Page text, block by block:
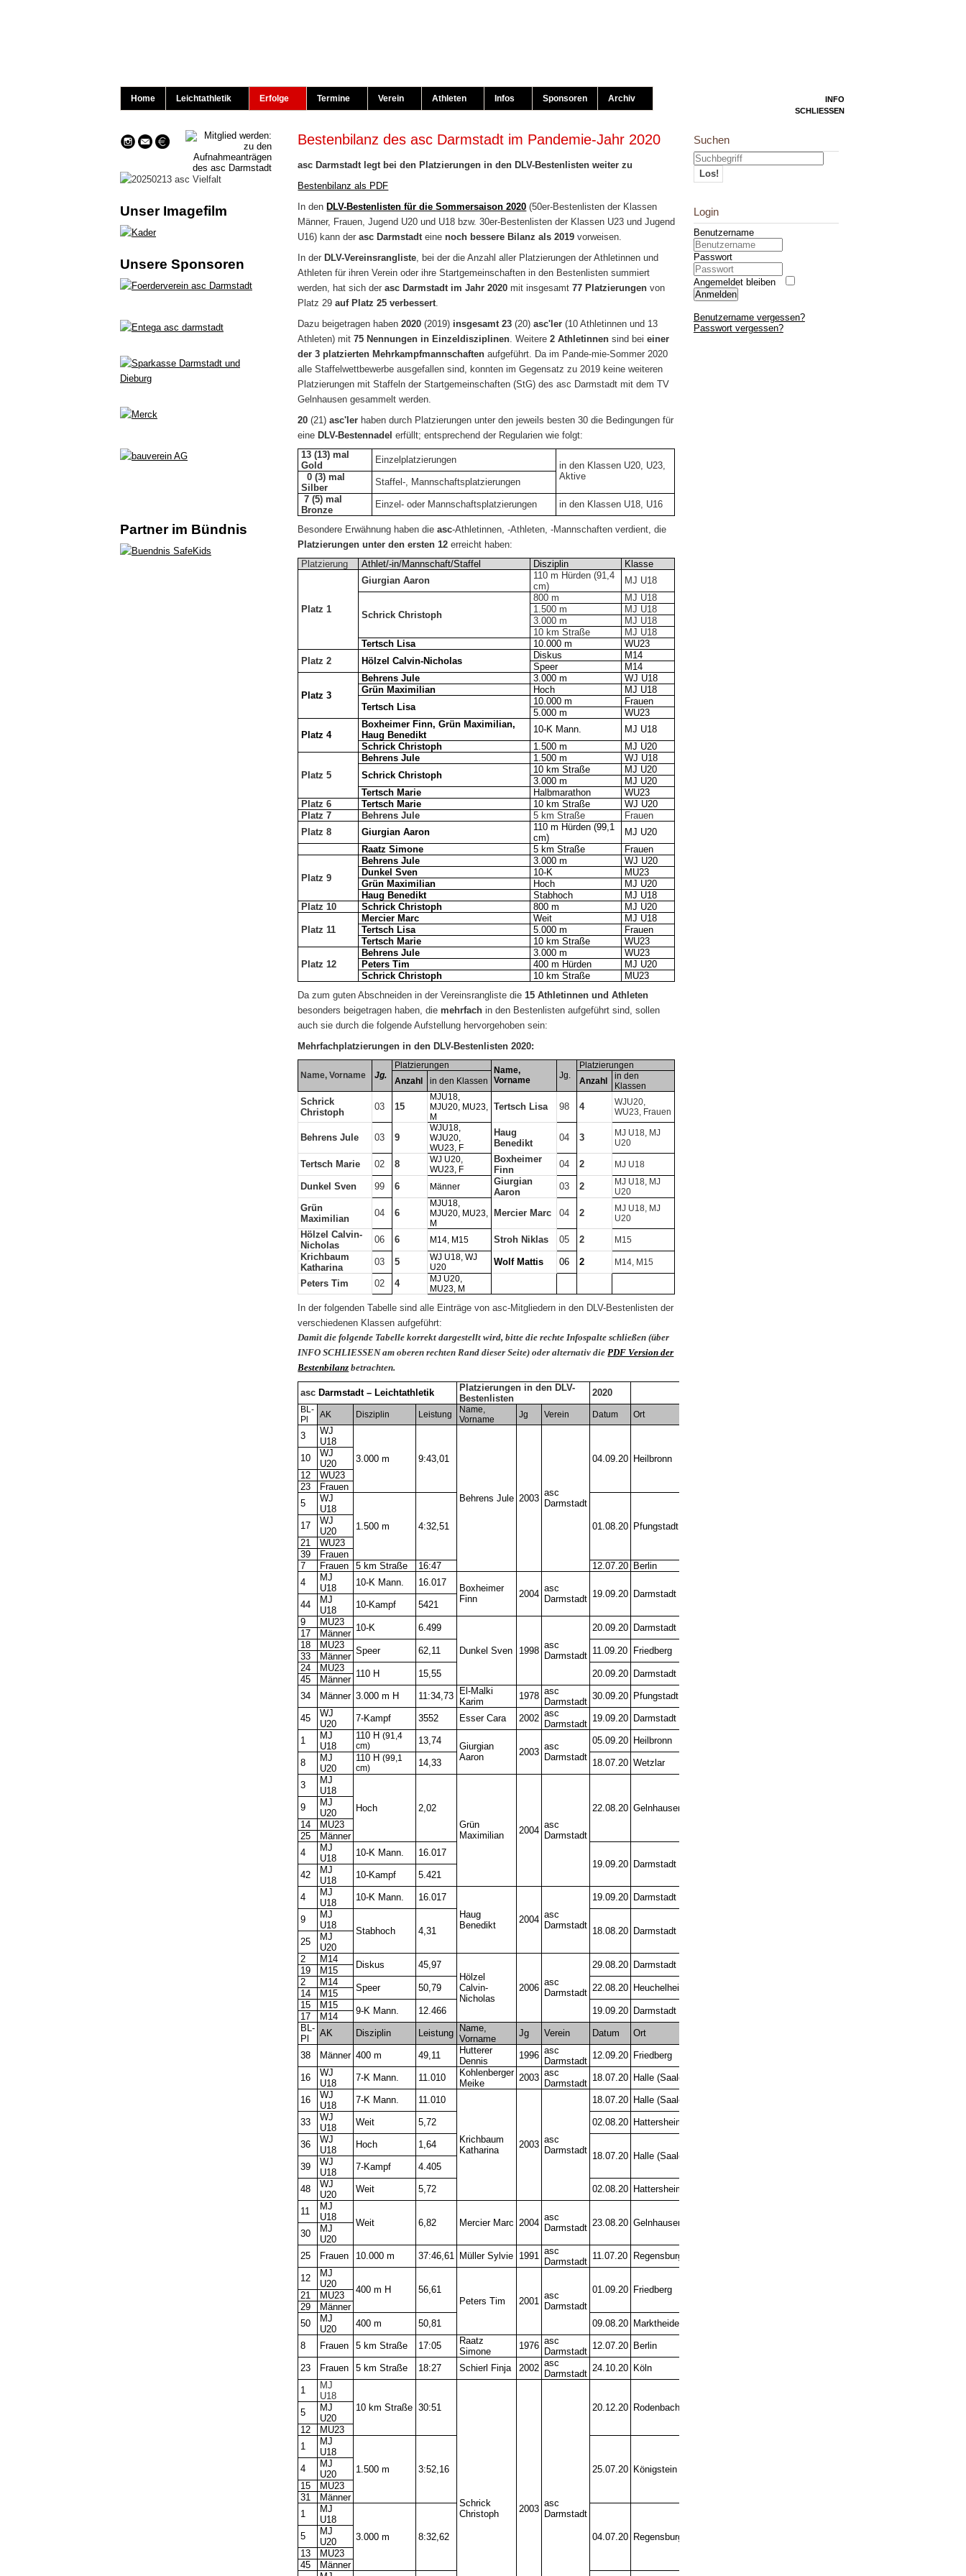
Home Leichtathletik Erfolge Termine Verein Athleten Infos Sponsoren Archiv
Unser Imagefilm
Unsere Sponsoren
Partner im Bündnis
Bestenbilanz des asc Darmstadt im Pandemie-Jahr 2020
asc Darmstadt legt bei den Platzierungen in den DLV-Bestenlisten weiter zu
Bestenbilanz als PDF
In den DLV-Bestenlisten für die Sommersaison 2020 (50er-Bestenlisten der Klassen
Männer, Frauen, Jugend U20 und U18 bzw. 30er-Bestenlisten der Klassen U23 und Jugend
U16) kann derasc Darmstadteinenoch bessere Bilanz als 2019 vorweisen.
In der DLV-Vereinsrangliste, bei der die Anzahl aller Platzierungen der Athletinnen und
Athleten für ihren Verein oder ihre Startgemeinschaften in den Bestenlisten summiert
werden, hat sich derasc Darmstadt im Jahr 2020 mit insgesamt77 Platzierungen von
Platz 29auf Platz 25 verbessert.
Dazu beigetragen haben2020 (2019) insgesamt 23 (20)asc'ler (10 Athletinnen und 13
Athleten) mit75 Nennungen in Einzeldisziplinen. Weitere2 Athletinnen sind beieiner
der 3 platzierten Mehrkampfmannschaften aufgeführt. Da im Pande-mie-Sommer 2020
alle Staffelwettbewerbe ausgefallen sind, konnten im Gegensatz zu 2019 keine weiteren
Platzierungen mit Staffeln der Startgemeinschaften (StG) des asc Darmstadt mit dem TV
Gelnhausen gesammelt werden.
20 (21)asc'ler haben durch Platzierungen unter den jeweils besten 30 die Bedingungen für
eine DLV-Bestennadel erfüllt; entsprechend der Regularien wie folgt:
13 (13) mal
Gold
Einzelplatzierungen
in den Klassen U20, U23,
Aktive
0 (3) mal
Silber
Staffel-, Mannschaftsplatzierungen
7 (5) mal
Bronze
Einzel- oder Mannschaftsplatzierungen in den Klassen U18, U16
Besondere Erwähnung haben dieasc-Athletinnen, -Athleten, -Mannschaften verdient, die
Platzierungen unter den ersten 12 erreicht haben:
Platzierung
Athlet/-in/Mannschaft/Staffel Disziplin Klasse
Platz 1
Giurgian Aaron
110 m Hürden (91,4
cm)
MJ U18
Schrick Christoph
800 m
MJ U18
1.500 m
MJ U18
3.000 m
MJ U18
10 km Straße
MJ U18
Tertsch Lisa
10.000 m
WU23
Platz 2
Hölzel Calvin-Nicholas
Diskus
M14
Speer
M14
Platz 3
Behrens Jule 3.000 m
WJ U18
Grün Maximilian
Hoch
MJ U18
Tertsch Lisa
10.000 m
Frauen
5.000 m
WU23
Platz 4
Boxheimer Finn, Grün Maximilian,
Haug Benedikt
10-K Mann.
MJ U18
Schrick Christoph
1.500 m MJ U20
Platz 5
Behrens Jule 1.500 m
WJ U18
Schrick Christoph
10 km Straße
MJ U20
3.000 m
MJ U20
Tertsch Marie
Halbmarathon
WU23
Platz 6
Tertsch Marie 10 km Straße
WJ U20
Platz 7
Behrens Jule 5 km Straße
Frauen
Platz 8
Giurgian Aaron
110 m Hürden (99,1
cm)
MJ U20
Raatz Simone
5 km Straße Frauen
Platz 9
Behrens Jule 3.000 m
WJ U20
Dunkel Sven
10-K
MU23
Grün Maximilian
Hoch
MJ U20
Haug Benedikt
Stabhoch
MJ U18
Platz 10
Schrick Christoph 800 m MJ U20
Platz 11
Mercier Marc Weit
MJ U18
Tertsch Lisa
5.000 m
Frauen
Tertsch Marie
10 km Straße WU23
Platz 12
Behrens Jule 3.000 m
WU23
Peters Tim
400 m Hürden
MJ U20
Schrick Christoph
10 km Straße
MU23
Da zum guten Abschneiden in der Vereinsrangliste die15 Athletinnen und Athleten
besonders beigetragen haben, diemehrfach in den Bestenlisten aufgeführt sind, sollen
auch sie durch die folgende Aufstellung hervorgehoben sein:
Mehrfachplatzierungen in den DLV-Bestenlisten 2020:
Name, Vorname Jg.
Platzierungen
Name,
Vorname
Jg.
Platzierungen
Anzahl
in den Klassen Anzahl
in den
Klassen
Schrick
Christoph
03 15
MJU18,
MJU20, MU23,
M
Tertsch Lisa 98 4
WJU20,
WU23, Frauen
Behrens Jule 03 9
WJU18,
WJU20,
WU23, F
Haug
Benedikt
04 3
MJ U18, MJ
U20
Tertsch Marie 02 8
WJ U20,
WU23, F
Boxheimer
Finn
04 2 MJ U18
Dunkel Sven 99 6 Männer
Giurgian
Aaron
03 2
MJ U18, MJ
U20
Grün
Maximilian
04 6
MJU18,
MJU20, MU23,
M
Mercier Marc 04 2
MJ U18, MJ
U20
Hölzel Calvin-
Nicholas
06 6 M14, M15 Stroh Niklas 05 2 M15
Krichbaum
Katharina
03 5
WJ U18, WJ
U20
Wolf Mattis 06 2 M14, M15
Peters Tim 02 4
MJ U20,
MU23, M
In der folgenden Tabelle sind alle Einträge von asc-Mitgliedern in den DLV-Bestenlisten der
verschiedenen Klassen aufgeführt:
Damit die folgende Tabelle korrekt dargestellt wird, bitte die rechte Infospalte schließen (über
INFO SCHLIESSEN am oberen rechten Rand dieser Seite) oder alternativ diePDF Version der
Bestenbilanz betrachten.
asc Darmstadt – Leichtathletik
Platzierungen in den DLV-
Bestenlisten
2020
BL-
Pl
AK Disziplin Leistung
Name,
Vorname
Jg Verein Datum Ort
3
WJ
U18
3.000 m
9:43,01
Behrens Jule 2003
asc
Darmstadt
04.09.20 Heilbronn
10
WJ
U20
12
WU23
23
Frauen
5
WJ
U18
1.500 m
4:32,51 01.08.20 Pfungstadt
17
WJ
U20
21
WU23
39
Frauen
7
Frauen 5 km Straße 16:47 12.07.20 Berlin
4
MJ
U18
10-K Mann. 16.017
Boxheimer
Finn
2004
asc
Darmstadt 19.09.20 Darmstadt
44
MJ
U18
10-Kampf
5421
9
MU23
10-K 6.499
Dunkel Sven 1998
asc
Darmstadt
20.09.20 Darmstadt
17
Männer
18
MU23
Speer 62,11 11.09.20 Friedberg
33
Männer
24
MU23
110 H 15,55 20.09.20 Darmstadt
45
Männer
34
Männer 3.000 m H 11:34,73
El-Malki
Karim
1978 asc
Darmstadt
30.09.20 Pfungstadt
45
WJ
U20
7-Kampf 3552 Esser Cara 2002 asc
Darmstadt
19.09.20 Darmstadt
1
MJ
U18
110 H(91,4
cm)
13,74
Giurgian
Aaron
2003
asc
Darmstadt
05.09.20 Heilbronn
8
MJ
U20
110 H(99,1
cm)
14,33 18.07.20 Wetzlar
3
MJ
U18
Hoch
2,02
Grün
Maximilian
2004
asc
Darmstadt
22.08.20 Gelnhausen
9
MJ
U20
14
MU23
25
Männer
4
MJ
U18
10-K Mann.
16.017
19.09.20 Darmstadt
42
MJ
U18
10-Kampf 5.421
4
MJ
U18
10-K Mann.
16.017
Haug
Benedikt
2004 asc
Darmstadt
19.09.20 Darmstadt
9
MJ
U18
Stabhoch 4,31 18.08.20 Darmstadt
25
MJ
U20
2
M14
Diskus
45,97
Hölzel
Calvin-
Nicholas
2006
asc
Darmstadt
29.08.20 Darmstadt
19
M15
2
M14
Speer 50,79 22.08.20 Heuchelheim
14
M15
15
M15
9-K Mann. 12.466 19.09.20 Darmstadt
17
M14
BL-
Pl
AK Disziplin Leistung
Name,
Vorname
Jg Verein Datum Ort
38
Männer 400 m 49,11
Hutterer
Dennis
1996 asc
Darmstadt
12.09.20 Friedberg
16
WJ
U18
7-K Mann. 11.010
Kohlenberger
Meike
2003 asc
Darmstadt
18.07.20 Halle (Saale)
16
WJ
U18
7-K Mann. 11.010
Krichbaum
Katharina
2003 asc
Darmstadt
18.07.20 Halle (Saale)
33
WJ
U18
Weit 5,72 02.08.20 Hattersheim
36
WJ
U18
Hoch
1,64
18.07.20 Halle (Saale)
39
WJ
U18
7-Kampf 4.405
48
WJ
U20
Weit 5,72 02.08.20 Hattersheim
11
MJ
U18
Weit 6,82 Mercier Marc 2004
asc
Darmstadt 23.08.20 Gelnhausen
30
MJ
U20
25 Frauen 10.000 m 37:46,61 Müller Sylvie 1991 asc
Darmstadt
11.07.20 Regensburg
12
MJ
U20
400 m H
56,61
Peters Tim
2001
asc
Darmstadt
01.09.20 Friedberg
21
MU23
29
Männer
50
MJ
U20
400 m 50,81 09.08.20 Marktheidenfeld
8 Frauen 5 km Straße 17:05
Raatz
Simone
1976 asc
Darmstadt
12.07.20 Berlin
23 Frauen 5 km Straße 18:27 Schierl Finja 2002 asc
Darmstadt
24.10.20 Köln
1
MJ
U18
10 km Straße 30:51
Schrick
Christoph
2003
asc
Darmstadt
20.12.20 Rodenbach
5
MJ
U20
12
MU23
1
MJ
U18
1.500 m
3:52,16 25.07.20 Königstein
4
MJ
U20
15
MU23
31
Männer
1
MJ
U18
3.000 m
8:32,62 04.07.20 Regensburg
5
MJ
U20
13
MU23
45
Männer
INFO
SCHLIESSEN
Suchen
Los!
Login
Benutzername
Passwort
Angemeldet bleiben
Anmelden
Benutzername vergessen?
Passwort vergessen?